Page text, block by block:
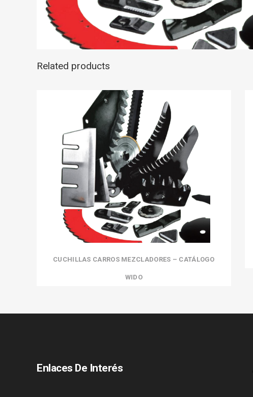
Related products
CUCHILLAS CARROS MEZCLADORES – CATÁLOGO
WIDO
Enlaces De Interés